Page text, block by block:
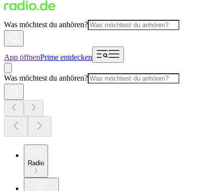
Was möchtest du anhören?
App öffnenPrime entdecken
Was möchtest du anhören?
Radio